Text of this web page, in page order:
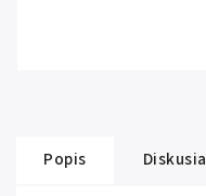
Popis Diskusia